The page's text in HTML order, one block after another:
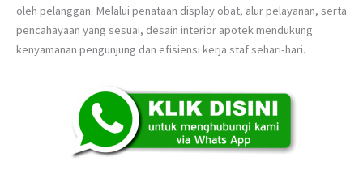
oleh pelanggan. Melalui penataan display obat, alur pelayanan, serta
pencahayaan yang sesuai, desain interior apotek mendukung
kenyamanan pengunjung dan efisiensi kerja staf sehari-hari.